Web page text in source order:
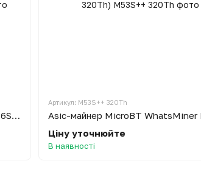
Asic-майнер MicroBT WhatsMiner M56S++ Hyd 254 Th/s 5588 Вт SHA-256 (M56S++ 254Th)
Артикул: M53S++ 320Th
Ціну уточнюйте
В наявності